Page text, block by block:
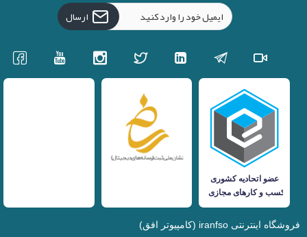
ارسال
فروشگاه اینترنتی iranfso (کامپیوتر افق)